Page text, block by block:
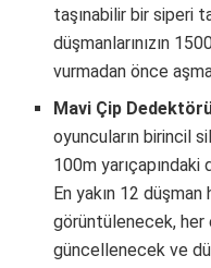
taşınabilir bir siperi
düşmanlarınızın
vurmadan önce
Mavi Çip
oyuncuların birincil
100m yarıçapındaki
En yakın 12
görüntülenecek, her
güncellenecek ve